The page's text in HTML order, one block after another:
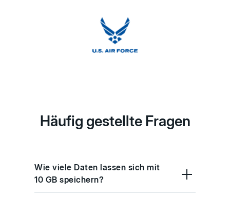
Häufig gestellte Fragen
Wie viele Daten lassen sich mit
10 GB speichern?